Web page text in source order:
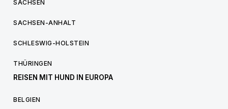
SACHSEN
SACHSEN-ANHALT
SCHLESWIG-HOLSTEIN
THÜRINGEN
REISEN MIT HUND IN EUROPA
BELGIEN